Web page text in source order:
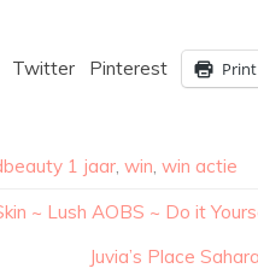
Twitter Pinterest Print
1 jaar, win, win actie
~ Lush AOBS ~ Do it
Juvia’s Place